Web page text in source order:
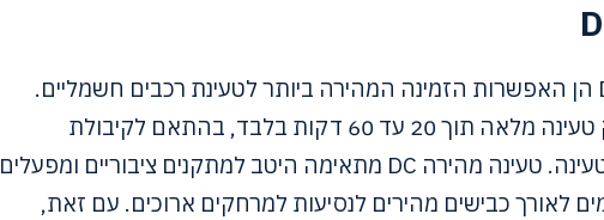
עמדות טעינה מהירה DC הן האפשרות הזמינה המהירה ביותר לטעינת רכבים חשמליים.
עמדות אלו יכולות לספק טעינה מלאה תוך 20 עד 60 דקות בלבד, בהתאם לקיבולת
הסוללה ולכוח עמדת הטעינה. טעינה מהירה DC מתאימה היטב למתקנים ציבוריים ומפעלים
לאורך כבישים מהירים לנסיעות למרחקים ארוכים. עם זאת,